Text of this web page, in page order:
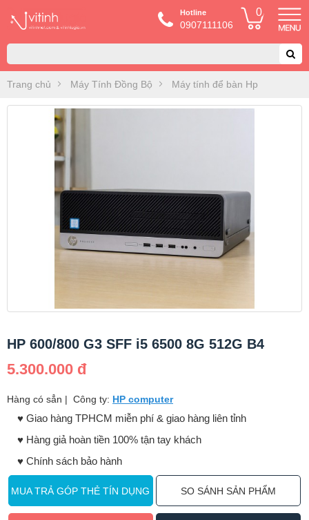
Hotline
0907111106
0
Trang chủ Máy Tính Đồng Bộ Máy tính để bàn Hp
HP 600/800 G3 SFF i5 6500 8G 512G B4
5.300.000 đ
Hàng có sẳn | Công ty: HP computer
♥️ Giao hàng TPHCM miễn phí & giao hàng liên tỉnh
♥️ Hàng giả hoàn tiền 100% tận tay khách
♥️ Chính sách bảo hành
MUA TRẢ GÓP THẺ TÍN DỤNG SO SÁNH SẢN PHẨM